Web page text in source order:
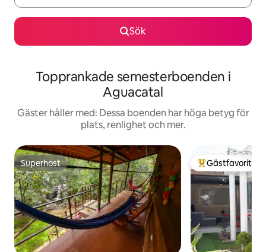
Sök
Topprankade semesterboenden i
Aguacatal
Gäster håller med: Dessa boenden har höga betyg för
plats, renlighet och mer.
Superhost
Superhost Populär
Gästfavorit